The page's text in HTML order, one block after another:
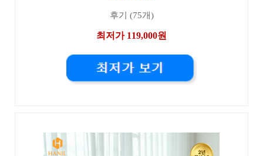
후기 (75개)
최저가 119,000원